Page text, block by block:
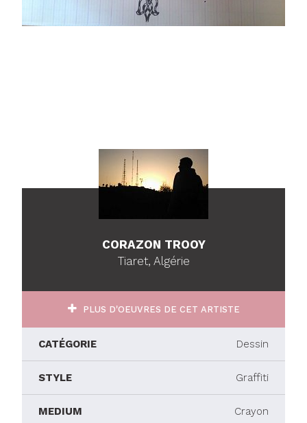
CORAZON TROOY
Tiaret, Algérie
PLUS D'OEUVRES DE CET ARTISTE
CATÉGORIE Dessin
STYLE Graffiti
MEDIUM Crayon